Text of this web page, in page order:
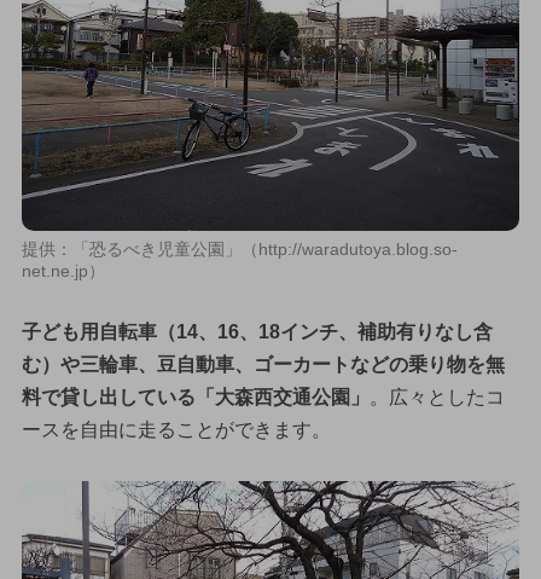
提供：「恐るべき児童公園」（http://waradutoya.blog.so-
net.ne.jp）
子ども用自転車（14、16、18インチ、補助有りなし含
む）や三輪車、豆自動車、ゴーカートなどの乗り物を無
料で貸し出している「大森西交通公園」 。広々としたコ
ースを自由に走ることができます。